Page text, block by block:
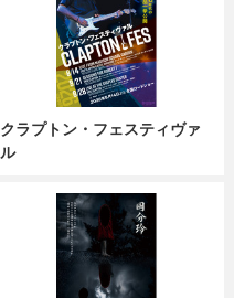
クラプトン・フェスティヴァ
ル